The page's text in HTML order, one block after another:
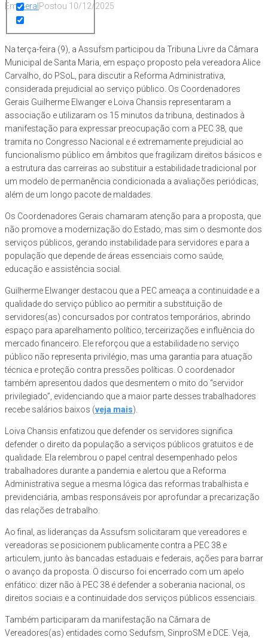
EmGeral Postou 10/12/2025
Na terça-feira (9), a Assufsm participou da Tribuna Livre da Câmara
Municipal de Santa Maria, em espaço proposto pela vereadora Alice
Carvalho, do PSoL, para discutir a Reforma Administrativa,
considerada prejudicial ao serviço público. Os Coordenadores
Gerais Guilherme Elwanger e Loiva Chansis representaram a
associação e utilizaram os 15 minutos da tribuna, destinados à
manifestação para expressar preocupação com a PEC 38, que
tramita no Congresso Nacional e é extremamente prejudicial ao
funcionalismo público em âmbitos que fragilizam direitos básicos e
a estrutura das carreiras ao substituir a estabilidade tradicional por
um modelo de permanência condicionada a avaliações periódicas,
além de um longo pacote de maldades.
Os Coordenadores Gerais chamaram atenção para a proposta, que
não promove a modernização do Estado, mas sim o desmonte dos
serviços públicos, gerando instabilidade para servidores e para a
população que depende de áreas essenciais como saúde,
educação e assistência social.
Guilherme Elwanger destacou que a PEC ameaça a continuidade e a
qualidade do serviço público ao permitir a substituição de
servidores(as) concursados por contratos temporários, abrindo
espaço para aparelhamento político, terceirizações e influência do
mercado financeiro. Ele reforçou que a estabilidade no serviço
público não representa privilégio, mas uma garantia para atuação
técnica e proteção contra pressões políticas. O coordenador
também apresentou dados que desmentem o mito do “servidor
privilegiado”, evidenciando que a maior parte desses trabalhadores
recebe salários baixos (veja mais).
Loiva Chansis enfatizou que defender os servidores significa
defender o direito da população a serviços públicos gratuitos e de
qualidade. Ela relembrou o papel central desempenhado pelos
trabalhadores durante a pandemia e alertou que a Reforma
Administrativa segue a mesma lógica das reformas trabalhista e
previdenciária, ambas responsáveis por aprofundar a precarização
das relações de trabalho.
Ao final, as lideranças da Assufsm solicitaram que vereadores e
vereadoras se posicionem publicamente contra a PEC 38 e
articulem, junto às bancadas estaduais e federais, ações para barrar
o avanço da proposta. O discurso foi encerrado com um apelo
enfático: dizer não à PEC 38 é defender a soberania nacional, os
direitos sociais e a continuidade dos serviços públicos essenciais.
Também participaram da manifestação na Câmara de
Vereadores(as) entidades como Sedufsm, SinproSM e DCE. Veja,